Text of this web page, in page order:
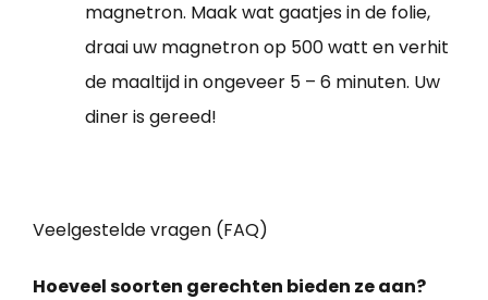
magnetron. Maak wat gaatjes in de folie,
draai uw magnetron op 500 watt en verhit
de maaltijd in ongeveer 5 – 6 minuten. Uw
diner is gereed!
Veelgestelde vragen (FAQ)
Hoeveel soorten gerechten bieden ze aan?